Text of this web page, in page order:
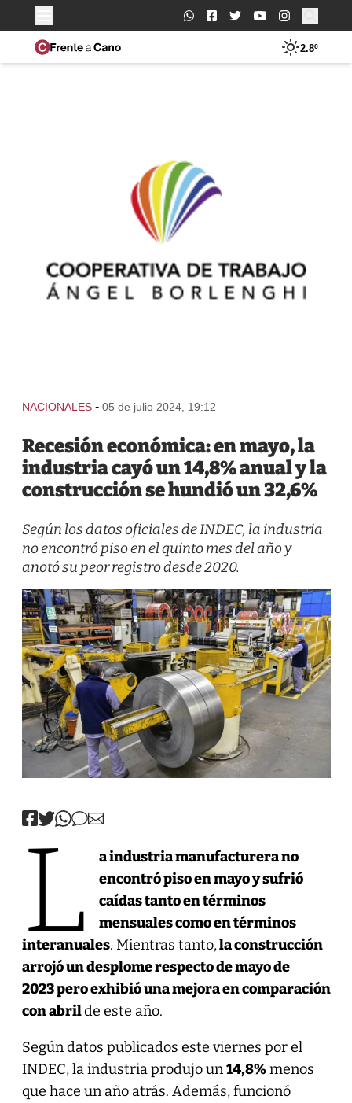
Buscar:
2.8º
NACIONALES - 05 de julio 2024, 19:12
Recesión económica: en mayo, la
industria cayó un 14,8% anual y la
construcción se hundió un 32,6%
Según los datos oficiales de INDEC, la industria
no encontró piso en el quinto mes del año y
anotó su peor registro desde 2020.
L
a industria manufacturera no
encontró piso en mayo y sufrió
caídas tanto en términos
mensuales como en términos
interanuales. Mientras tanto,la construcción
arrojó un desplome respecto de mayo de
2023 pero exhibió una mejora en comparación
con abrilde este año.
Según datos publicados este viernes por el
INDEC, la industria produjo un14,8%menos
que hace un año atrás. Además, funcionó